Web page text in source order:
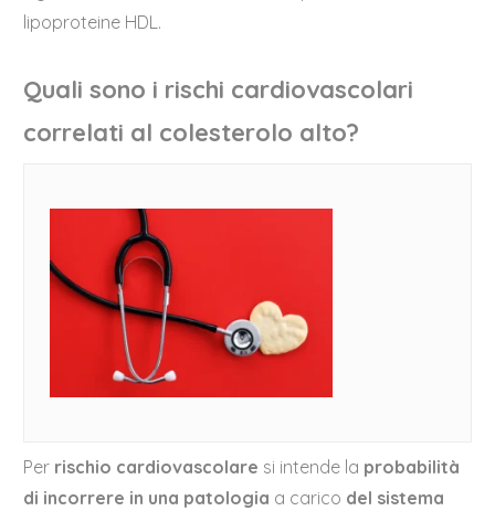
lipoproteine HDL.
Quali sono i rischi cardiovascolari
correlati al colesterolo alto?
Per rischio cardiovascolare si intende la probabilità
di incorrere in una patologia a carico del sistema